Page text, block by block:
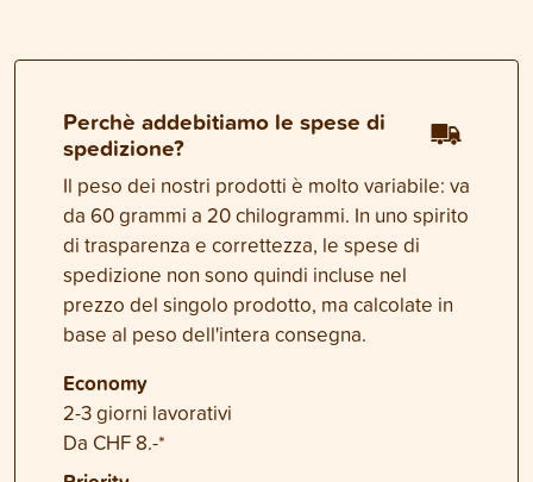
Perchè addebitiamo le spese di
spedizione?
Il peso dei nostri prodotti è molto variabile: va
da 60 grammi a 20 chilogrammi. In uno spirito
di trasparenza e correttezza, le spese di
spedizione non sono quindi incluse nel
prezzo del singolo prodotto, ma calcolate in
base al peso dell'intera consegna.
Economy
2-3 giorni lavorativi
Da CHF 8.-*